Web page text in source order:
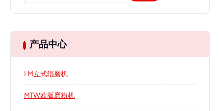
产品中心
LM立式辊磨机
MTW欧版磨粉机